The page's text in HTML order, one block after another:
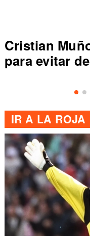
Colo Colo
de
IR A LA ROJA